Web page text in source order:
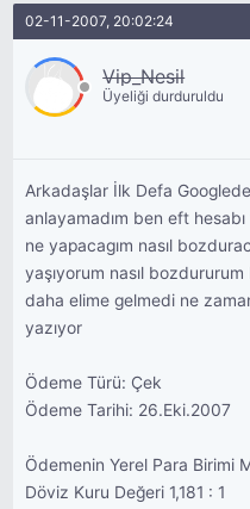
02-11-2007, 20:02:24
Vip_Nesil
Üyeliği durduruldu
Arkadaşlar İlk Defa
anlayamadım ben eft
ne yapacagım nasıl
yaşıyorum nasıl
daha elime gelmedi ne
yazıyor
Ödeme Türü: Çek
Ödeme Tarihi: 26.Eki.2007
Ödemenin Yerel Para Birimi
Döviz Kuru Değeri 1,181 : 1